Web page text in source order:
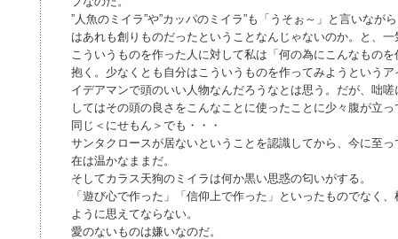
”人魚のミイラ”や”カッパのミイラ”も「うそぉ～」と言いなが
はあれも創りものだったということなんじゃないのか。と、
こういうものを作った人に対して私は「何の為にこんなもの
抱く。少なくとも自分はこういうものを作ってみようという
イデアマンで頭のいい人物なんだろうなとは思う。だが、咄
してはその頭の良さをこんなことに使ったことに少々腹が立っ
同じ＜にせもん＞でも・・・
サンタクロースが居ないということを認識してから、今に至
在は温かなままだ。
そしてカラス天狗のミイラは何か黒い思惑の匂いがする。
「遊び心で作った」「信仰上で作った」といったものでなく
ように思えてならない。
愛のないものは嫌いなのだ。